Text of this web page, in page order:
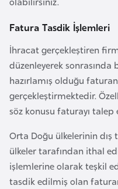
Fatura Tasdik İşlemleri
İhracat gerçekleştiren
düzenleyerek
hazırlamış olduğu
gerçekleştirmektedir.
söz konusu faturayı talep
Orta Doğu ülkelerinin
ülkeler tarafından ithal
işlemlerine olarak teşkil
tasdik edilmiş olan
e
B
e
n
i